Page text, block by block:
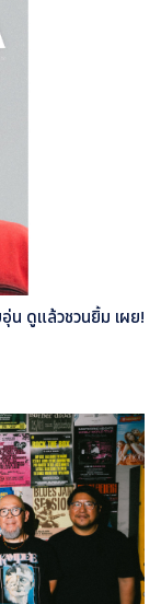
น ดูแล้วชวนยิ้ม เผย!